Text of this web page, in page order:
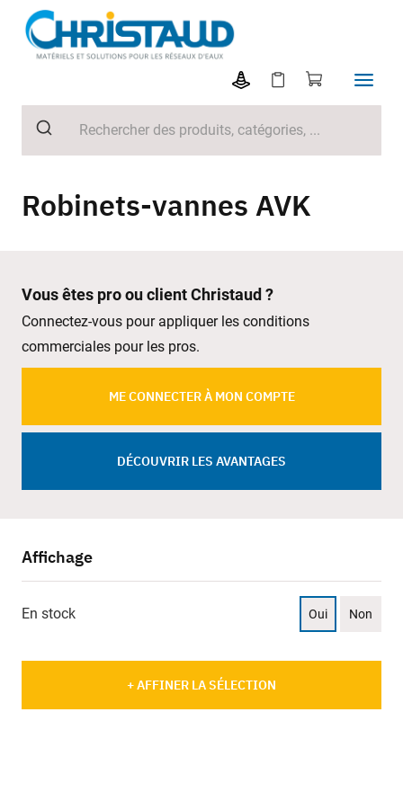
Robinets-vannes AVK
Vous êtes pro ou client Christaud ?
Connectez-vous pour appliquer les conditions
commerciales pour les pros.
ME CONNECTER À MON COMPTE
DÉCOUVRIR LES AVANTAGES
Affichage
En stock Oui Non
+ AFFINER LA SÉLECTION